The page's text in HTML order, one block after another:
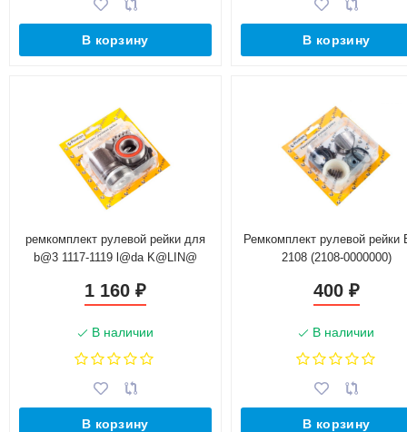
В корзину В корзину
ремкомплект рулевой рейки для
b@3 1117-1119 l@da K@LIN@
1 160 ₽
В наличии
В корзину
Ремкомплект рулевой рейки
2108 (2108-0000000)
400 ₽
В наличии
В корзину